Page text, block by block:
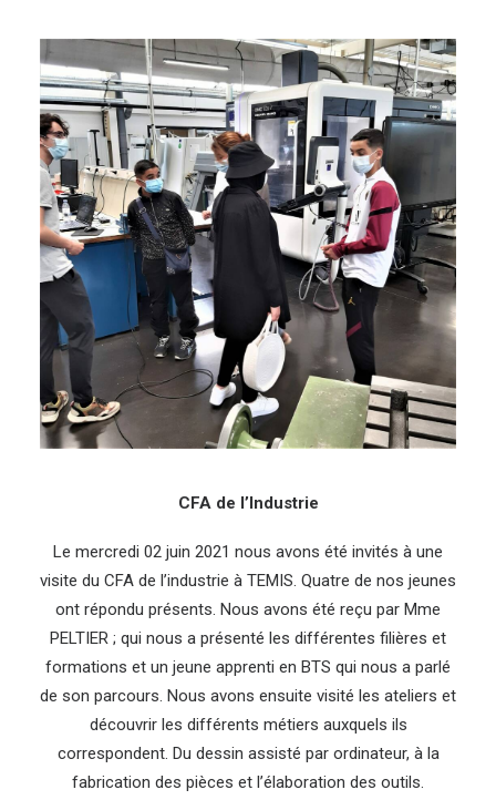
CFA de l’Industrie
Le mercredi 02 juin 2021 nous avons été invités à une
visite du CFA de l’industrie à TEMIS. Quatre de nos jeunes
ont répondu présents. Nous avons été reçu par Mme
PELTIER ; qui nous a présenté les différentes filières et
formations et un jeune apprenti en BTS qui nous a parlé
de son parcours. Nous avons ensuite visité les ateliers et
découvrir les différents métiers auxquels ils
correspondent. Du dessin assisté par ordinateur, à la
fabrication des pièces et l’élaboration des outils.